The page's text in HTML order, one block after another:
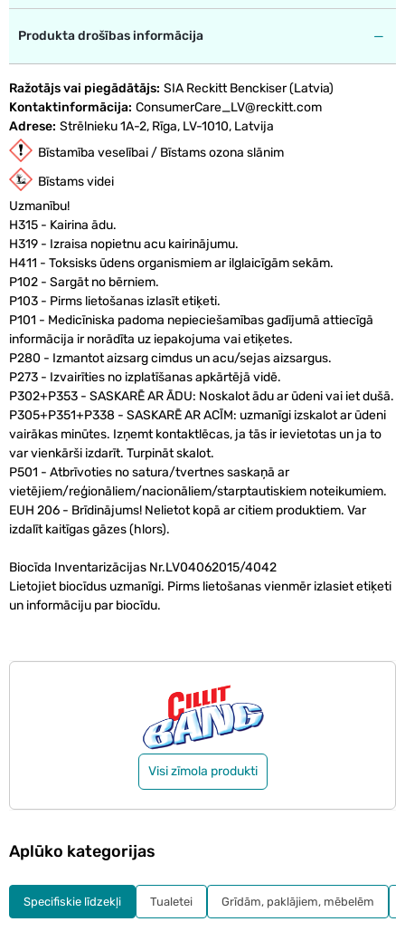
Produkta drošības informācija
Ražotājs vai piegādātājs SIA Reckitt Benckiser (Latvia)
Kontaktinformācija ConsumerCare_LV@reckitt.com
Adrese Strēlnieku 1A-2, Rīga, LV-1010, Latvija
Bīstamība veselībai / Bīstams ozona slānim
Bīstams videi
Uzmanību!
H315 - Kairina ādu.
H319 - Izraisa nopietnu acu kairinājumu.
H411 - Toksisks ūdens organismiem ar ilglaicīgām sekām.
P102 - Sargāt no bērniem.
P103 - Pirms lietošanas izlasīt etiķeti.
P101 - Medicīniska padoma nepieciešamības gadījumā attiecīgā
informācija ir norādīta uz iepakojuma vai etiķetes.
P280 - Izmantot aizsarg cimdus un acu/sejas aizsargus.
P273 - Izvairīties no izplatīšanas apkārtējā vidē.
P302+P353 - SASKARĒ AR ĀDU: Noskalot ādu ar ūdeni vai iet dušā.
P305+P351+P338 - SASKARĒ AR ACĪM: uzmanīgi izskalot ar ūdeni
vairākas minūtes. Izņemt kontaktlēcas, ja tās ir ievietotas un ja to
var vienkārši izdarīt. Turpināt skalot.
P501 - Atbrīvoties no satura/tvertnes saskaņā ar
vietējiem/reģionāliem/nacionāliem/starptautiskiem noteikumiem.
EUH 206 - Brīdinājums! Nelietot kopā ar citiem produktiem. Var
izdalīt kaitīgas gāzes (hlors).
Biocīda Inventarizācijas Nr.LV04062015/4042
Lietojiet biocīdus uzmanīgi. Pirms lietošanas vienmēr izlasiet etiķeti
un informāciju par biocīdu.
Visi zīmola produkti
Aplūko kategorijas
Specifiskie līdzekļi Tualetei Grīdām, paklājiem, mēbelēm